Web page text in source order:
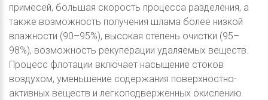
примесей, большая скорость процесса разделения, а
также возможность получения шлама более низкой
влажности (90–95%), высокая степень очистки (95–
98%), возможность рекуперации удаляемых веществ.
Процесс флотации включает насыщение стоков
воздухом, уменьшение содержания поверхностно-
активных веществ и легкоподверженных окислению